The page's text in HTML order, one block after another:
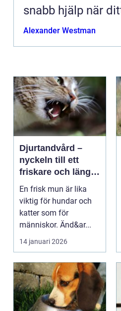
snabb hjälp när
Alexander Westman
Djurtandvård –
nyckeln till ett
friskare och längre
liv för hund och
katt
En frisk mun är lika
viktig för hundar och
katter som för
människor. Änd&ar...
14 januari 2026